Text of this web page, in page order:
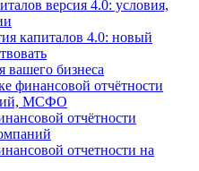
версия 4.0: условия,
капиталов 4.0: новый
вашего бизнеса
финансовой отчётности
МСФО
отчётности
отчетности на